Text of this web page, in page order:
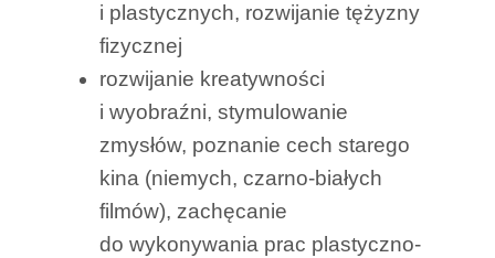
i plastycznych, rozwijanie tężyzny
fizycznej
rozwijanie kreatywności
i wyobraźni, stymulowanie
zmysłów, poznanie cech starego
kina (niemych, czarno-białych
filmów), zachęcanie
do wykonywania prac plastyczno-